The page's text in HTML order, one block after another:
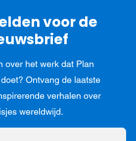
voor de
over het werk dat Plan
Ontvang de laatste
verhalen over
wereldwijd.